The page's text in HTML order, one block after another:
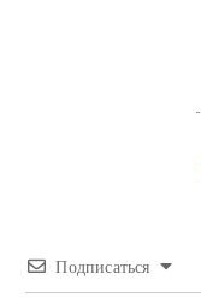
Подписаться